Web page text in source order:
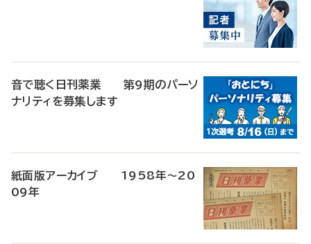
音で聴く日刊薬業 第9期のパーソ
ナリティを募集します
紙面版アーカイブ 1958年～20
09年